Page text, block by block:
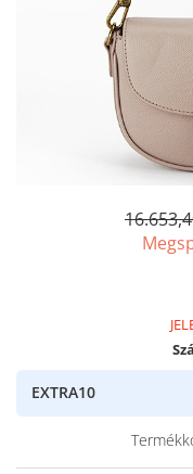
EXTRA10